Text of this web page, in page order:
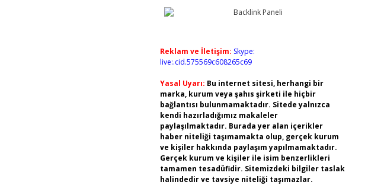
Reklam ve İletişim: Skype:
live:.cid.575569c608265c69
Yasal Uyarı: Bu internet sitesi, herhangi bir
marka, kurum veya şahıs şirketi ile hiçbir
bağlantısı bulunmamaktadır. Sitede yalnızca
kendi hazırladığımız makaleler
paylaşılmaktadır. Burada yer alan içerikler
haber niteliği taşımamakta olup, gerçek kurum
ve kişiler hakkında paylaşım yapılmamaktadır.
Gerçek kurum ve kişiler ile isim benzerlikleri
tamamen tesadüfidir. Sitemizdeki bilgiler taslak
halindedir ve tavsiye niteliği taşımazlar.